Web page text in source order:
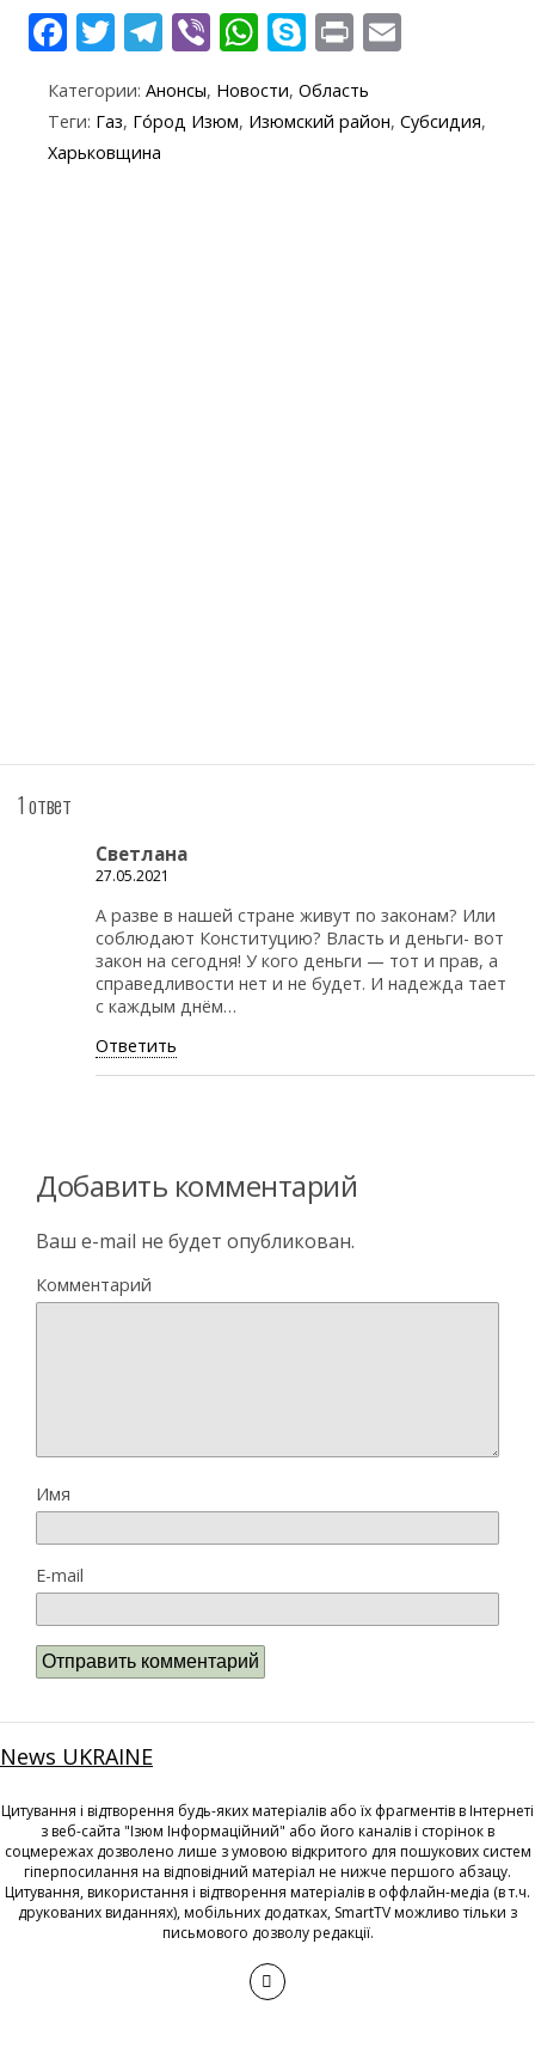
F
e
b
T
itt
er
T
e
gr
Vi
er
W
at
S
k
y
Pr
t ai
Категории: Анонсы, Новости, Область
Теги: Газ, Го́род Изюм, Изюмский район, Субсидия,
Харьковщина
1 ответ
Светлана
27.05.2021
А разве в нашей стране живут по законам? Или
соблюдают Конституцию? Власть и деньги- вот
закон на сегодня! У кого деньги — тот и прав, а
справедливости нет и не будет. И надежда тает
с каждым днём…
Ответить
Добавить комментарий
Ваш e-mail не будет опубликован.
Комментарий
Имя
E-mail
News UKRAINE
Цитування і відтворення будь-яких матеріалів або їх фрагментів в Інтернеті
з веб-сайта "Ізюм Інформаційний" або його каналів і сторінок в
соцмережах дозволено лише з умовою відкритого для пошукових систем
гіперпосилання на відповідний матеріал не нижче першого абзацу.
Цитування, використання і відтворення матеріалів в оффлайн-медіа (в т.ч.
друкованих виданнях), мобільних додатках, SmartTV можливо тільки з
письмового дозволу редакції.